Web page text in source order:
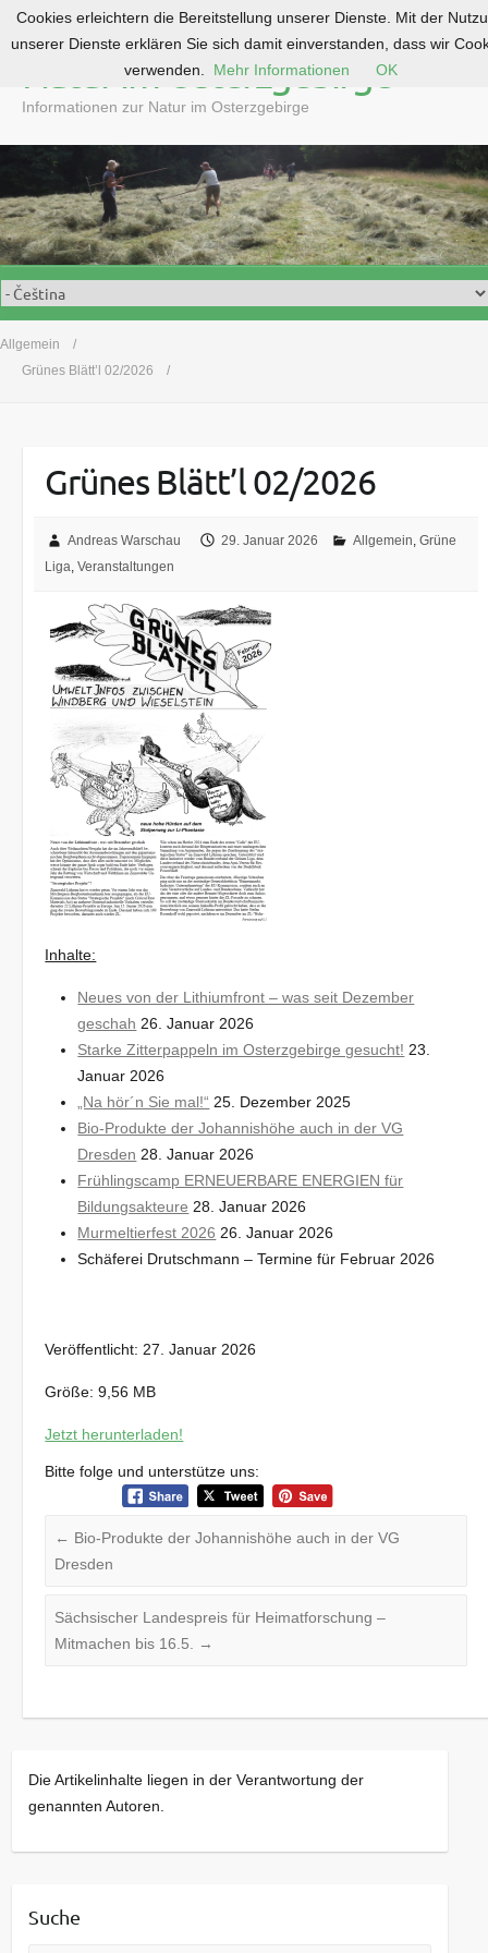
o
o
n
t
e
n
Natur im Osterzgebirge
Informationen zur Natur im Osterzgebirge
Allgemein
Grünes Blätt’l 02/2026
Grünes Blätt’l 02/2026
Andreas Warschau 29. Januar 2026 Allgemein,Grüne
Liga,Veranstaltungen
Inhalte:
Neues von der Lithiumfront – was seit Dezember
geschah 26. Januar 2026
Starke Zitterpappeln im Osterzgebirge gesucht! 23.
Januar 2026
„Na hör´n Sie mal!“ 25. Dezember 2025
Bio-Produkte der Johannishöhe auch in der VG
Dresden 28. Januar 2026
Frühlingscamp ERNEUERBARE ENERGIEN für
Bildungsakteure 28. Januar 2026
Murmeltierfest 2026 26. Januar 2026
Schäferei Drutschmann – Termine für Februar 2026
Veröffentlicht: 27. Januar 2026
Größe: 9,56 MB
Jetzt herunterladen!
Bitte folge und unterstütze uns:
← Bio-Produkte der Johannishöhe auch in der VG
Dresden
Sächsischer Landespreis für Heimatforschung –
Mitmachen bis 16.5.
→
Die Artikelinhalte liegen in der Verantwortung der
genannten Autoren.
Suche
Cookies erleichtern die Bereitstellung unserer Dienste. Mit der
unserer Dienste erklären Sie sich damit einverstanden, dass wir
verwenden.
Mehr Informationen OK